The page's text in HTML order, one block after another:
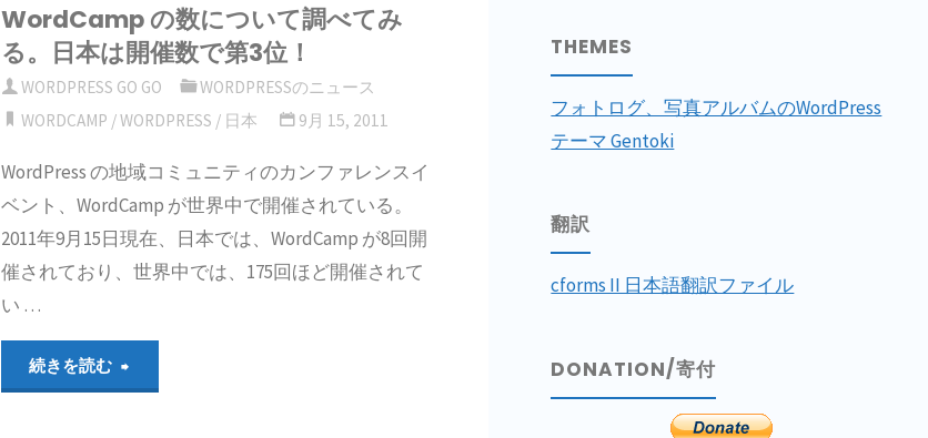
公
式
プ
ラ
グ
イ
WordCamp の数について調べてみ
る。日本は開催数で第3位！
WORDPRESS GO GO
WORDPRESSのニュース
WORDCAMP /WORDPRESS / 日本 9月 15, 2011
WordPress の地域コミュニティのカンファレンスイ
ベント、WordCamp が世界中で開催されている。
2011年9月15日現在、日本では、WordCamp が8回開
催されており、世界中では、175回ほど開催されて
い …
続きを読む
THEMES
フォトログ、写真アルバムのWordPress
テーマ Gentoki
翻訳
cforms II 日本語翻訳ファイル
DONATION/寄付